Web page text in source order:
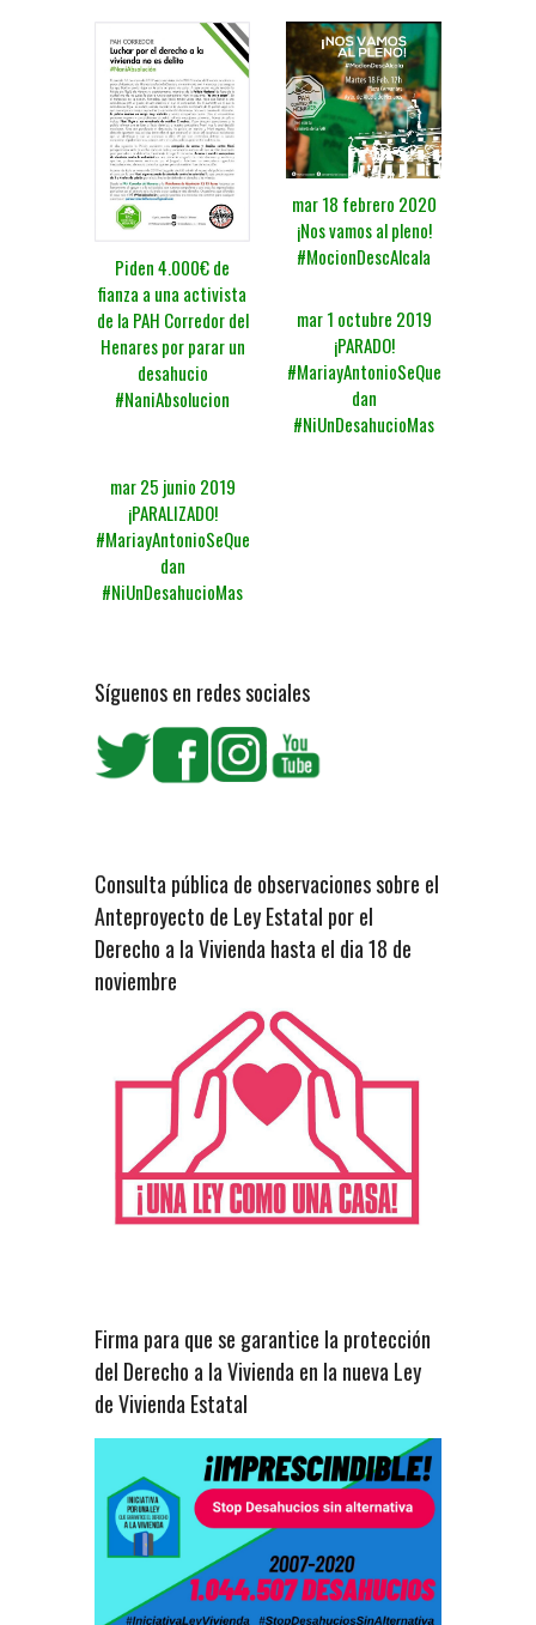
Piden 4.000€ de
fianza a una activista
de la PAH Corredor del
Henares por parar un
desahucio
#NaniAbsolucion
mar 18 febrero 2020
¡Nos vamos al pleno!
#MocionDescAlcala
mar 1 octubre 2019
¡PARADO!
#MariayAntonioSeQue
dan
#NiUnDesahucioMas
mar 25 junio 2019
¡PARALIZADO!
#MariayAntonioSeQue
dan
#NiUnDesahucioMas
Síguenos en redes sociales
Consulta pública de observaciones sobre el
Anteproyecto de Ley Estatal por el
Derecho a la Vivienda hasta el dia 18 de
noviembre
Firma para que se garantice la protección
del Derecho a la Vivienda en la nueva Ley
de Vivienda Estatal